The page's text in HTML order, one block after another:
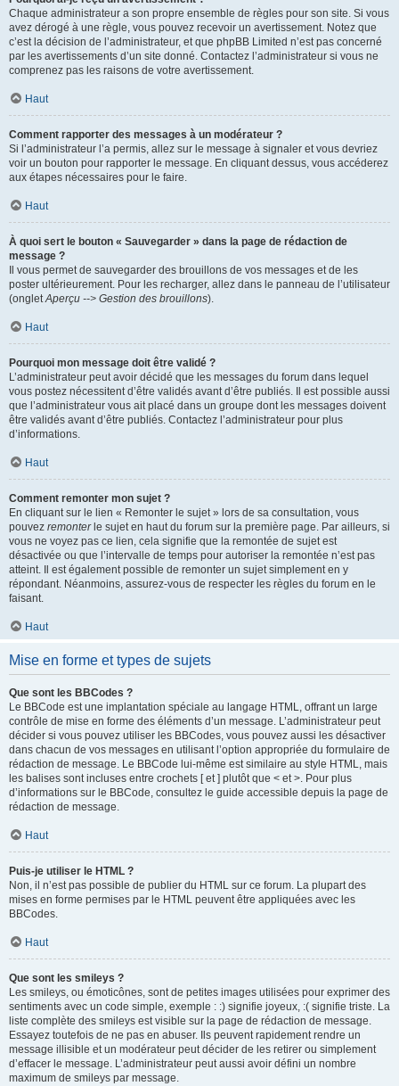
Chaque administrateur a son propre ensemble de règles pour son site. Si vous
avez dérogé à une règle, vous pouvez recevoir un avertissement. Notez que
c’est la décision de l’administrateur, et que phpBB Limited n’est pas concerné
par les avertissements d’un site donné. Contactez l’administrateur si vous ne
comprenez pas les raisons de votre avertissement.
Haut
Comment rapporter des messages à un modérateur ?
Si l’administrateur l’a permis, allez sur le message à signaler et vous devriez
voir un bouton pour rapporter le message. En cliquant dessus, vous accéderez
aux étapes nécessaires pour le faire.
Haut
À quoi sert le bouton « Sauvegarder » dans la page de rédaction de
message ?
Il vous permet de sauvegarder des brouillons de vos messages et de les
poster ultérieurement. Pour les recharger, allez dans le panneau de l’utilisateur
(ongletAperçu --> Gestion des brouillons).
Haut
Pourquoi mon message doit être validé ?
L’administrateur peut avoir décidé que les messages du forum dans lequel
vous postez nécessitent d’être validés avant d’être publiés. Il est possible aussi
que l’administrateur vous ait placé dans un groupe dont les messages doivent
être validés avant d’être publiés. Contactez l’administrateur pour plus
d’informations.
Haut
Comment remonter mon sujet ?
En cliquant sur le lien « Remonter le sujet » lors de sa consultation, vous
pouvez remonterle sujet en haut du forum sur la première page. Par ailleurs, si
vous ne voyez pas ce lien, cela signifie que la remontée de sujet est
désactivée ou que l’intervalle de temps pour autoriser la remontée n’est pas
atteint. Il est également possible de remonter un sujet simplement en y
répondant. Néanmoins, assurez-vous de respecter les règles du forum en le
faisant.
Haut
Mise en forme et types de sujets
Que sont les BBCodes ?
Le BBCode est une implantation spéciale au langage HTML, offrant un large
contrôle de mise en forme des éléments d’un message. L’administrateur peut
décider si vous pouvez utiliser les BBCodes, vous pouvez aussi les désactiver
dans chacun de vos messages en utilisant l’option appropriée du formulaire de
rédaction de message. Le BBCode lui-même est similaire au style HTML, mais
les balises sont incluses entre crochets [ et ] plutôt que < et >. Pour plus
d’informations sur le BBCode, consultez le guide accessible depuis la page de
rédaction de message.
Haut
Puis-je utiliser le HTML ?
Non, il n’est pas possible de publier du HTML sur ce forum. La plupart des
mises en forme permises par le HTML peuvent être appliquées avec les
BBCodes.
Haut
Que sont les smileys ?
Les smileys, ou émoticônes, sont de petites images utilisées pour exprimer des
sentiments avec un code simple, exemple : :) signifie joyeux, :( signifie triste. La
liste complète des smileys est visible sur la page de rédaction de message.
Essayez toutefois de ne pas en abuser. Ils peuvent rapidement rendre un
message illisible et un modérateur peut décider de les retirer ou simplement
d’effacer le message. L’administrateur peut aussi avoir défini un nombre
maximum de smileys par message.